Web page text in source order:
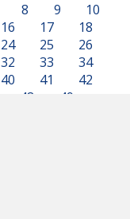
8 9
10
16 17
18
24 25
26
32 33
34
40 41
42
48 49